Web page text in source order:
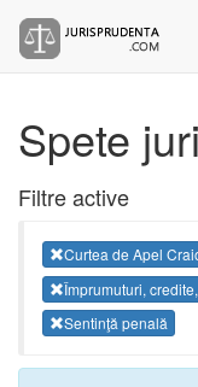
Spete
Filtre active
Curtea de Apel
Împrumuturi,
Sentinţă penală